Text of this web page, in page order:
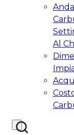
Al